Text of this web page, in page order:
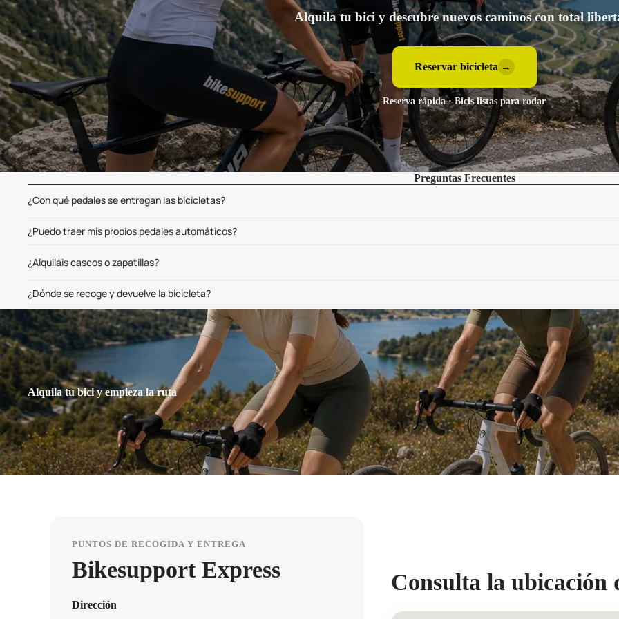
Alquila tu bici y descubre nuevos caminos con total
Reservar bicicleta →
Reserva rápida · Bicis listas para rodar
Preguntas Frecuentes
¿Con qué pedales se entregan las bicicletas?
¿Puedo traer mis propios pedales automáticos?
¿Alquiláis cascos o zapatillas?
¿Dónde se recoge y devuelve la bicicleta?
Alquila tu bici y empieza la ruta
PUNTOS DE RECOGIDA Y ENTREGA
Bikesupport Express
Dirección
Consulta la ubicación